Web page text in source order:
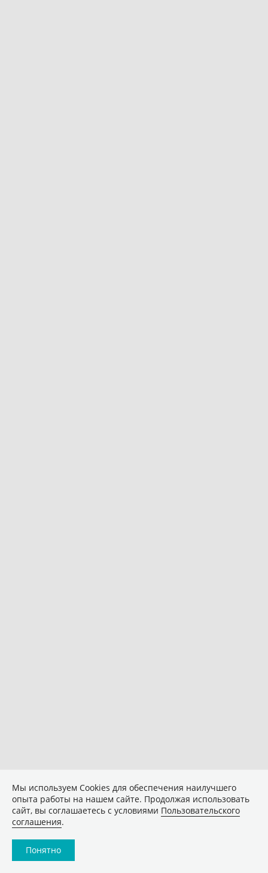
Мы используем Сookies для обеспечения наилучшего
опыта работы на нашем сайте. Продолжая использовать
сайт, вы соглашаетесь с условиями Пользовательского
соглашения.
Понятно